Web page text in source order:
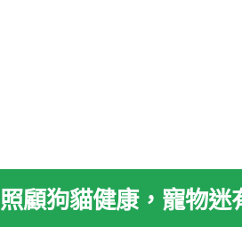
照顧狗貓健康，寵物迷